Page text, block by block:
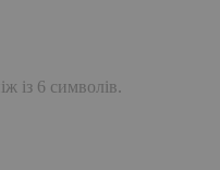
із 6 символів.